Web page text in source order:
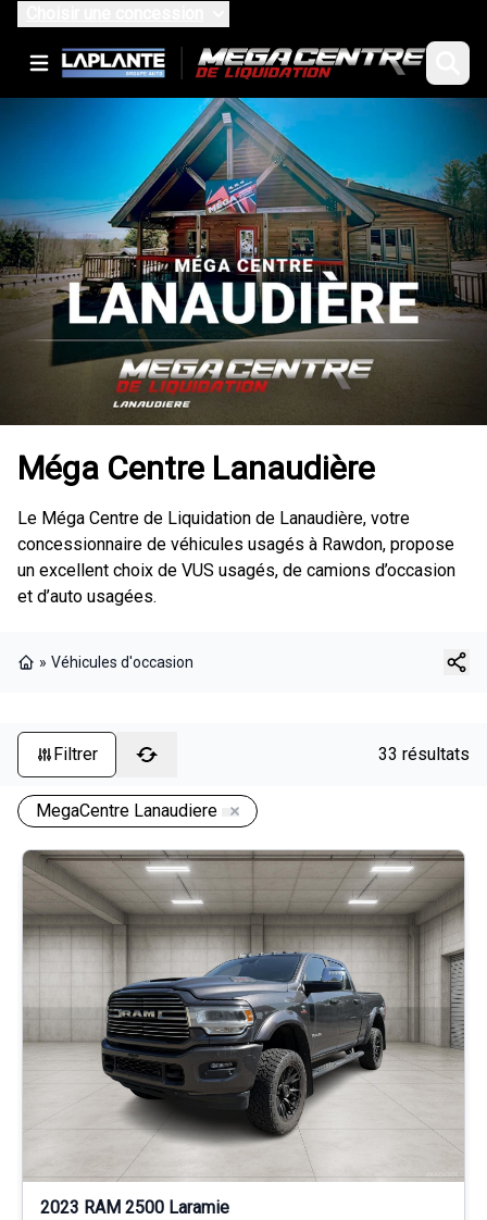
Méga Centre Lanaudière
Le Méga Centre de Liquidation de Lanaudière, votre
concessionnaire de véhicules usagés à Rawdon, propose
un excellent choix de VUS usagés, de camions d’occasion
et d’auto usagées.
» Véhicules d'occasion
Filtrer 33 résultats
MegaCentre Lanaudiere
2023 RAM 2500 Laramie